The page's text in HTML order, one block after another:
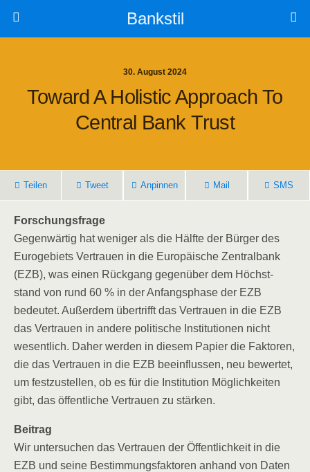
Bankstil
30. August 2024
Toward A Holi­stic Approach To
Cen­tral Bank Trust
Tei­len Tweet Anpin­nen Mail SMS
For­schungs­fra­ge
Gegen­wär­tig hat weni­ger als die Hälf­te der Bür­ger des
Euro­ge­biets Ver­trau­en in die Euro­päi­sche Zen­tral­bank
(EZB), was einen Rück­gang gegen­über dem Höchst­
stand von rund 60 % in der Anfangs­pha­se der EZB
bedeu­tet. Außer­dem über­trifft das Ver­trau­en in die EZB
das Ver­trau­en in ande­re poli­ti­sche Insti­tu­tio­nen nicht
wesent­lich. Daher wer­den in die­sem Papier die Fak­to­ren,
die das Ver­trau­en in die EZB beein­flus­sen, neu bewer­tet,
um fest­zu­stel­len, ob es für die Insti­tu­ti­on Mög­lich­kei­ten
gibt, das öffent­li­che Ver­trau­en zu stärken.
Bei­trag
Wir unter­su­chen das Ver­trau­en der Öffent­lich­keit in die
EZB und sei­ne Bestim­mungs­fak­to­ren anhand von Daten